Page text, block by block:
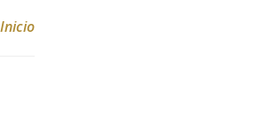
Inicio